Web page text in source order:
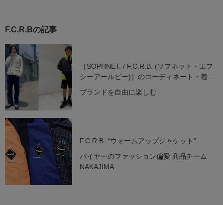
F.C.R.Bの記事
［SOPHNET. / F.C.R.B. (ソフネット・エフ
シーアールビー)］のコーディネート・着こ
なし特集
ブランドを自由に楽しむ
F.C.R.B. “ウォームアップジャケット”
バイヤーのファッション偏愛 商品チーム
NAKAJIMA